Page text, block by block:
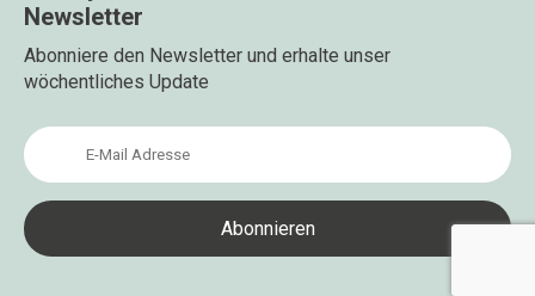
Newsletter
Abonniere den Newsletter und erhalte unser
wöchentliches Update